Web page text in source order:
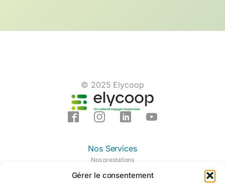
Gérer le consentement
© 2025 Elycoop
Nos Services
Nos prestations
Notre centre de formation